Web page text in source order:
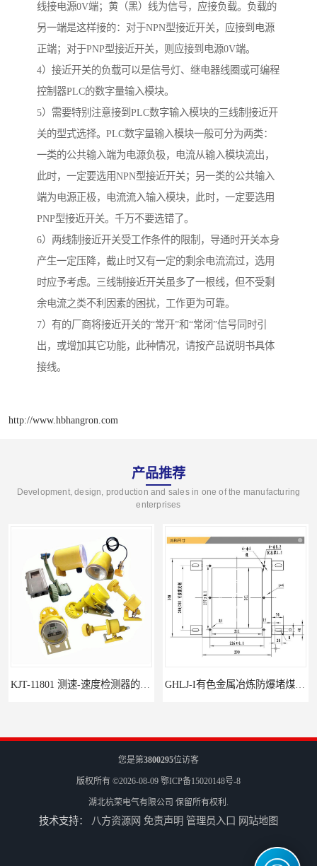
线接电源0V端；黄（黑）线为信号，应接负载。负载的
另一端是这样接的：对于NPN型接近开关，应接到电源
正端；对于PNP型接近开关，则应接到电源0V端。
4）接近开关的负载可以是信号灯、继电器线圈或可编程
控制器PLC的数字量输入模块。
5）需要特别注意接到PLC数字输入模块的三线制接近开
关的型式选择。PLC数字量输入模块一般可分为两类：
一类的公共输入端为电源负极，电流从输入模块流出，
此时，一定要选用NPN型接近开关；另一类的公共输入
端为电源正极，电流流入输入模块，此时，一定要选用
PNP型接近开关。千万不要选错了。
6）两线制接近开关受工作条件的限制，导通时开关本身
产生一定压降，截止时又有一定的剩余电流流过，选用
时应予考虑。三线制接近开关虽多了一根线，但不受剩
余电流之类不利因素的困扰，工作更为可靠。
7）有的厂商将接近开关的“常开”和“常闭”信号同时引
出，或增加其它功能，此种情况，请按产品说明书具体
接线。
http://www.hbhangron.com
产品推荐
Development, design, production and sales in one of the manufacturing
enterprises
GCDH-W 皮带打滑开关在港口码头的应用
您是第3800295位访客
版权所有 ©2026-08-09 鄂ICP备15020148号-8
湖北杭荣电气有限公司 保留所有权利.
技术支持： 八方资源网 免责声明 管理员入口 网站地图